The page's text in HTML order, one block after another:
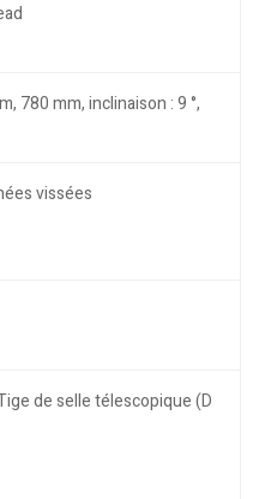
780 mm, inclinaison : 9 °,
vissées
de selle télescopique (D